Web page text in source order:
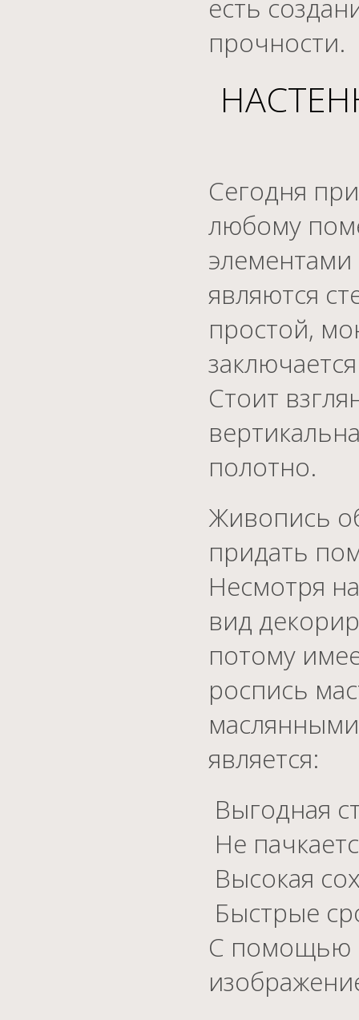
есть
прочности.
Сегодня
любому
элементами
являются
простой,
Стоит
полотно.
Живопись
придать
Несмотря
вид
потому
роспись
является:
Выгодная
Не
Высокая
Быстрые
С помощью